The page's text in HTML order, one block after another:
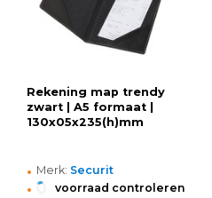
Rekening map trendy
zwart | A5 formaat |
130x05x235(h)mm
• Merk: Securit
• voorraad controleren